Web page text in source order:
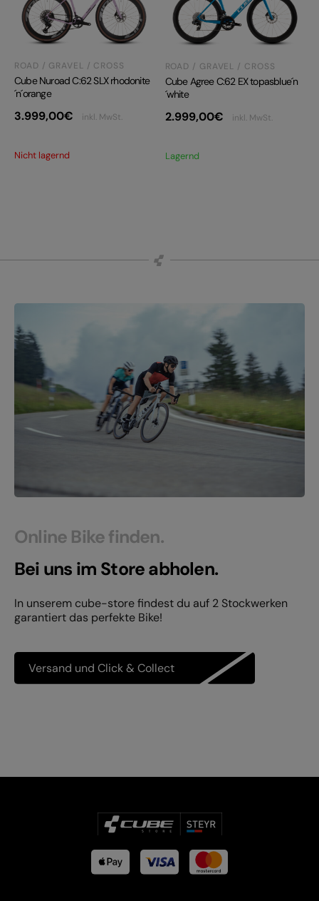
ROAD / GRAVEL / CROSS
Cube Nuroad C:62 SLX rhodonite
´n´orange
3.999,00€ inkl. MwSt.
Nicht lagernd
ROAD / GRAVEL / CROSS
Cube Agree C:62 EX topasblue´n
´white
2.999,00€ inkl. MwSt.
Lagernd
Online Bike finden.
Bei uns im Store abholen.
In unserem cube-store findest du auf 2 Stockwerken
garantiert das perfekte Bike!
Versand und Click & Collect